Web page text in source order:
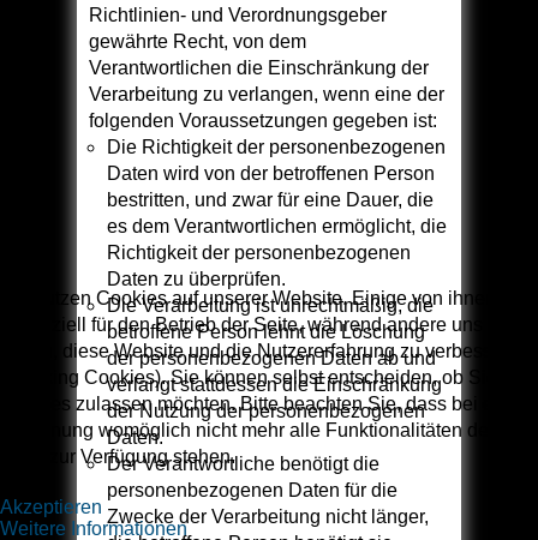
Richtlinien- und Verordnungsgeber
gewährte Recht, von dem
Verantwortlichen die Einschränkung der
Verarbeitung zu verlangen, wenn eine der
folgenden Voraussetzungen gegeben ist:
Die Richtigkeit der personenbezogenen
Daten wird von der betroffenen Person
bestritten, und zwar für eine Dauer, die
es dem Verantwortlichen ermöglicht, die
Richtigkeit der personenbezogenen
Daten zu überprüfen.
Die Verarbeitung ist unrechtmäßig, die
betroffene Person lehnt die Löschung
der personenbezogenen Daten ab und
verlangt stattdessen die Einschränkung
der Nutzung der personenbezogenen
Daten.
Der Verantwortliche benötigt die
personenbezogenen Daten für die
Zwecke der Verarbeitung nicht länger,
Wir nutzen Cookies auf unserer Website. Einige von ihnen sind
essenziell für den Betrieb der Seite, während andere uns
helfen, diese Website und die Nutzererfahrung zu verbessern
(Tracking Cookies). Sie können selbst entscheiden, ob Sie die
Cookies zulassen möchten. Bitte beachten Sie, dass bei einer
Ablehnung womöglich nicht mehr alle Funktionalitäten der
Seite zur Verfügung stehen.
Akzeptieren
Weitere Informationen